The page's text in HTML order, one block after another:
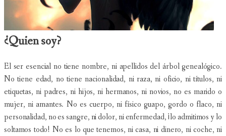
¿Quien soy?
El ser esencial no tiene nombre, ni apellidos del árbol genealógico.
No tiene edad, no tiene nacionalidad, ni raza, ni oficio, ni títulos, ni
etiquetas, ni padres, ni hijos, ni hermanos, ni novios, no es marido o
mujer, ni amantes. No es cuerpo, ni físico guapo, gordo o flaco, ni
personalidad, no es sangre, ni dolor, ni enfermedad, ¡lo admitimos y lo
soltamos todo! No es lo que tenemos, ni casa, ni dinero, ni coche, ni